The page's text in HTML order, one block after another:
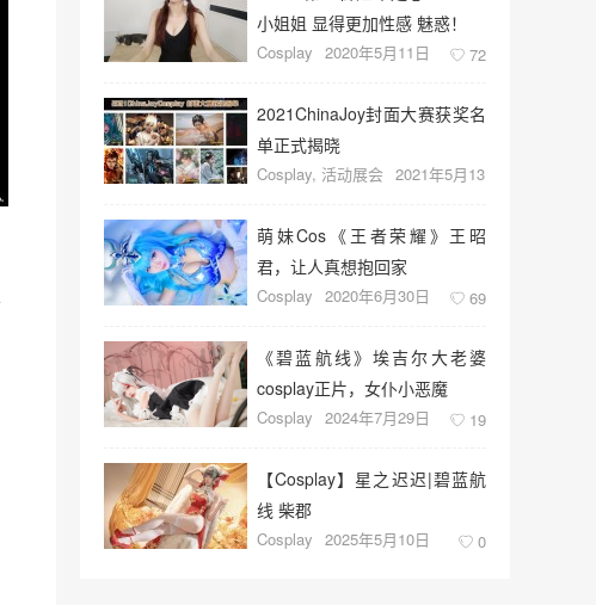
小姐姐 显得更加性感 魅惑！
Cosplay 2020年5月11日 72
2021ChinaJoy封面大赛获奖名
单正式揭晓
Cosplay, 活动展会 2021年5月13
萌妹Cos《王者荣耀》王昭
君，让人真想抱回家
Cosplay 2020年6月30日 69
《碧蓝航线》埃吉尔大老婆
cosplay正片，女仆小恶魔
Cosplay 2024年7月29日 19
【Cosplay】星之迟迟|碧蓝航
线 柴郡
Cosplay 2025年5月10日 0